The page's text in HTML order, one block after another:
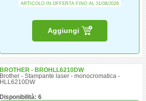
ARTICOLO IN OFFERTA FINO AL 31/08/2026
Aggiungi
BROTHER - BROHLL6210DW
Brother - Stampante laser - monocromatica -
HLL6210DW
Disponibilità: 6